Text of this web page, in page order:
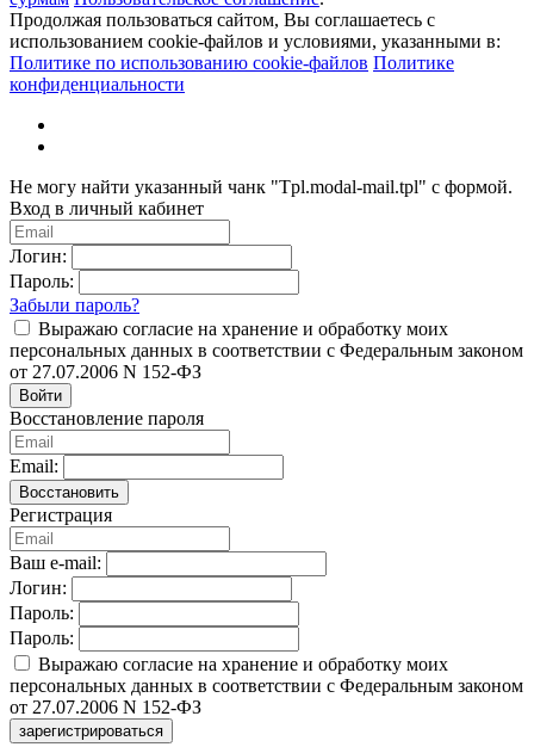
Продолжая пользоваться сайтом, Вы соглашаетесь с
использованием cookie-файлов и условиями, указанными в:
Политике по использованию cookie-файлов Политике
конфиденциальности
Не могу найти указанный чанк "Tpl.modal-mail.tpl" с формой.
Вход в личный кабинет
Логин:
Пароль:
Забыли пароль?
Выражаю согласие на хранение и обработку моих
персональных данных в соответствии с Федеральным законом
от 27.07.2006 N 152-ФЗ
Войти
Восстановление пароля
Email:
Восстановить
Регистрация
Ваш e-mail:
Логин:
Пароль:
Пароль:
Выражаю согласие на хранение и обработку моих
персональных данных в соответствии с Федеральным законом
от 27.07.2006 N 152-ФЗ
зарегистрироваться